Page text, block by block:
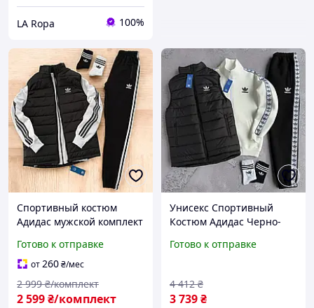
LA Ropa 100%
Спортивный костюм
Адидас мужской комплект
осень с жилеткой
осенняя 5в1 Турция.
Живое фото
Готово к отправке
от260₴/мес
2 599₴/комплект
2 999 ₴/комплект
Унисекс Спортивный
Костюм Адидас Черно-
Кофтой Жилетом
Унісекс Спортивний
Костюм Адідас
Готово к отправке
3 739₴
4 412 ₴